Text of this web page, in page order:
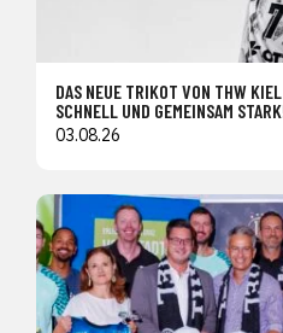
DAS NEUE TRIKOT VON THW
SCHNELL UND GEMEINSAM
03.08.26